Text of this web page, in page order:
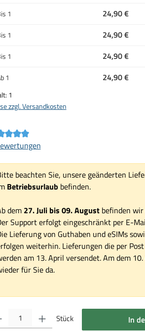
1 24,90 €
1 24,90 €
1 24,90 €
1 24,90 €
1
zzgl. Versandkosten
Bewertung von 5 von 5
beachten Sie, unsere geänderten
Betriebsurlaub befinden.
dem 27. Juli bis 09. Augustbefinden wir
Support erfolgt eingeschränkt per E-
Lieferung von Guthaben und eSIMs
weiterhin. Lieferungen die per
am 13. April versendet. Am dem
für Sie da.
Anzahl: Gib den gewünschten Wert ein
Stück In